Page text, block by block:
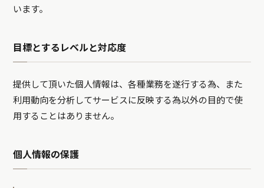
います。
目標とするレベルと対応度
提供して頂いた個人情報は、各種業務を遂行する為、また
利用動向を分析してサービスに反映する為以外の目的で使
用することはありません。
個人情報の保護